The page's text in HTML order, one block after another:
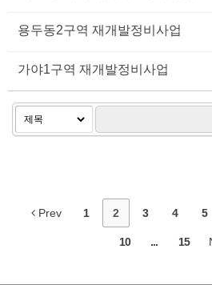
용두동2구역 재개발정비사업
가야1구역 재개발정비사업
Prev 1 2 3 4 5
10 ... 15